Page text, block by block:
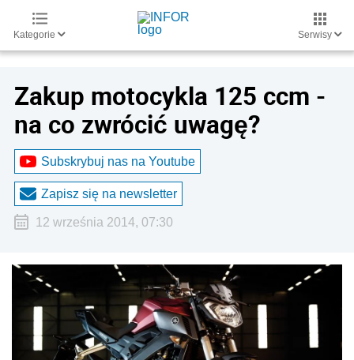
Kategorie Serwisy
Zakup motocykla 125 ccm -
na co zwrócić uwagę?
Subskrybuj nas na Youtube
Zapisz się na newsletter
12 września 2014, 07:30